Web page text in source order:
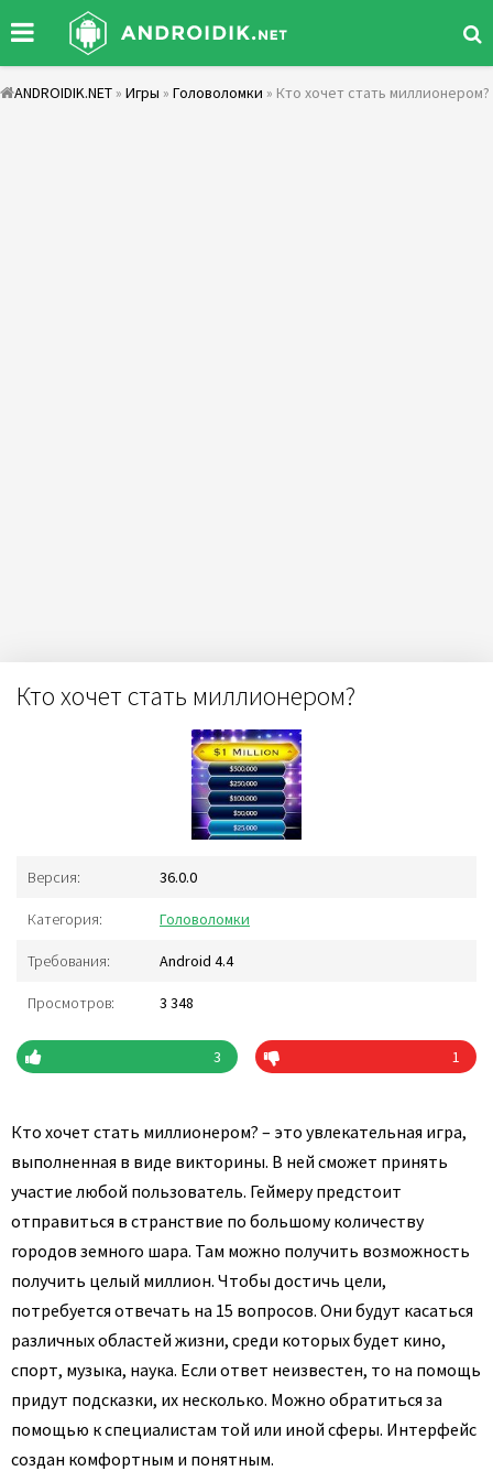
ANDROIDIK.NET » Игры » Головоломки » Кто хочет стать миллионером?
Кто хочет стать миллионером?
Версия: 36.0.0
Категория: Головоломки
Требования: Android 4.4
Просмотров: 3 348
3 1
Кто хочет стать миллионером? – это увлекательная игра,
выполненная в виде викторины. В ней сможет принять
участие любой пользователь. Геймеру предстоит
отправиться в странствие по большому количеству
городов земного шара. Там можно получить возможность
получить целый миллион. Чтобы достичь цели,
потребуется отвечать на 15 вопросов. Они будут касаться
различных областей жизни, среди которых будет кино,
спорт, музыка, наука. Если ответ неизвестен, то на помощь
придут подсказки, их несколько. Можно обратиться за
помощью к специалистам той или иной сферы. Интерфейс
создан комфортным и понятным.